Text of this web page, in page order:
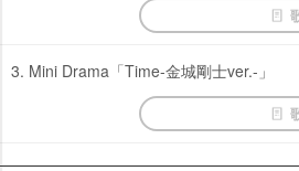
3. Mini Drama「Time-金城剛士ver.-」